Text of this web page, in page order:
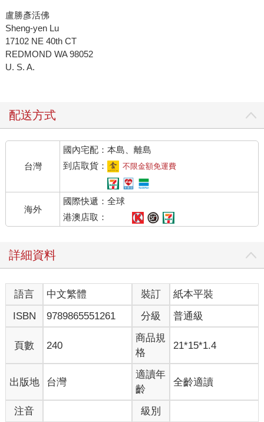
盧勝彥活佛
Sheng-yen Lu
17102 NE 40th CT
REDMOND WA 98052
U. S. A.
配送方式
台灣
國內宅配：本島、離島
到店取貨：
不限金額免運費
海外
國際快遞：全球
港澳店取：
詳細資料
語言 中文繁體 裝訂
紙本平裝
ISBN
9789865551261 分級 普通級
頁數 240
商品規
格
21*15*1.4
出版地 台灣
適讀年
齡
全齡適讀
注音 級別